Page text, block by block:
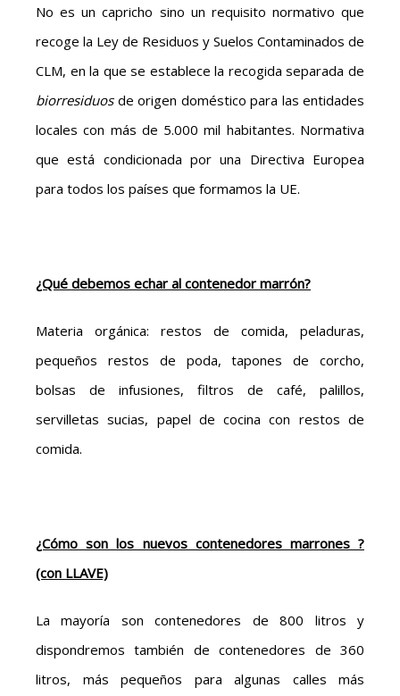
No es un capricho sino un requisito normativo que
recoge la Ley de Residuos y Suelos Contaminados de
CLM, en la que se establece la recogida separada de
biorresiduosde origen doméstico para las entidades
locales con más de 5.000 mil habitantes. Normativa
que está condicionada por una Directiva Europea
para todos los países que formamos la UE.
¿Qué debemos echar al contenedor marrón?
Materia orgánica: restos de comida, peladuras,
pequeños restos de poda, tapones de corcho,
bolsas de infusiones, filtros de café, palillos,
servilletas sucias, papel de cocina con restos de
comida.
¿Cómo son los nuevos contenedores marrones ?
(con LLAVE)
La mayoría son contenedores de 800 litros y
dispondremos también de contenedores de 360
litros, más pequeños para algunas calles más